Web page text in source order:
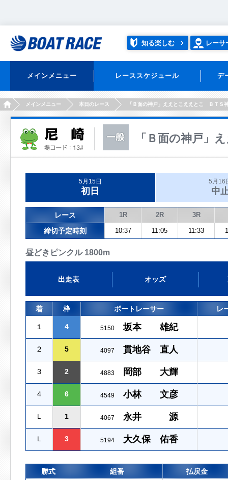
知る楽しむ レーサ
メインメニュー レーススケジュール デ
HOMEメインメニュー 本日のレース 「Ｂ面の神戸」ええとこええとこ ＢＴＳ
「Ｂ面の神戸」
5月15日
初日
5月16
中
レース 1R 2R 3R
締切予定時刻 10:37 11:05 11:33
昼どきピンクル 1800m
出走表 オッズ
着 枠 ボートレーサー レ
１ 4 5150 坂本 雄紀
２ 5 4097 貫地谷 直人
３ 2 4883 岡部 大輝
４ 6 4549 小林 文彦
Ｌ 1 4067 永井 源
Ｌ 3 5194 大久保 佑香
勝式 組番 払戻金